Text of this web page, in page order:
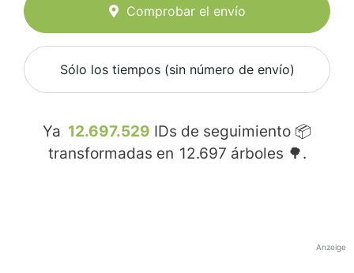
Comprobar el envío
Sólo los tiempos (sin número de envío)
Ya 12.697.529 IDs de seguimiento 📦
transformadas en 12.697 árboles 🌳.
Anzeige